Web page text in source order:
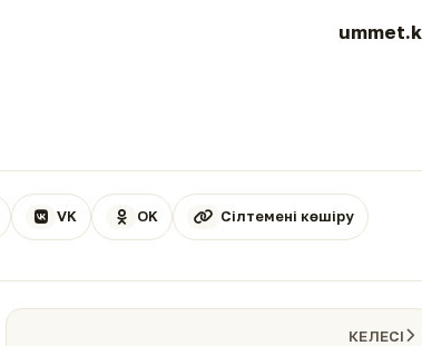
VK OK Сілтемені көшіру
КЕЛЕСІ